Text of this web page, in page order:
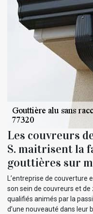
Les couvreurs
S. maitrisent la
gouttières sur
L’entreprise de couverture
son sein de couvreurs et
qualifiés animés par la
d’une nouveauté dans leur